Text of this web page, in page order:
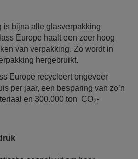
is bijna alle glasverpakking
Europe haalt een zeer hoog
van verpakking. Zo wordt in
hergebruikt.
Europe recycleert ongeveer
per jaar, een besparing van zo’n
en 300.000 ton CO2-